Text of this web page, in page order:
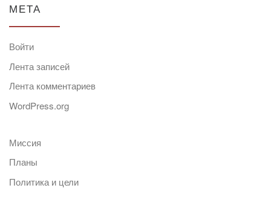
МЕТА
Войти
Лента записей
Лента комментариев
WordPress.org
Миссия
Планы
Политика и цели